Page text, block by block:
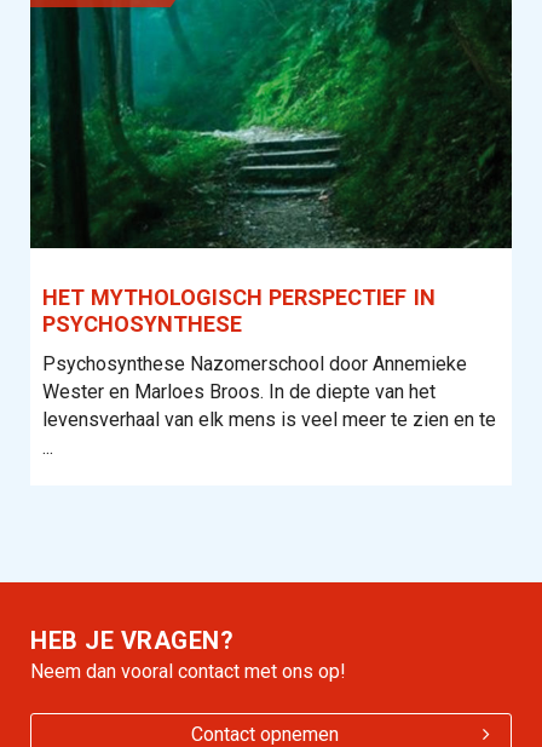
HET MYTHOLOGISCH PERSPECTIEF IN
PSYCHOSYNTHESE
Psychosynthese Nazomerschool door Annemieke
Wester en Marloes Broos. In de diepte van het
levensverhaal van elk mens is veel meer te zien en te
...
HEB JE VRAGEN?
Neem dan vooral contact met ons op!
Contact opnemen